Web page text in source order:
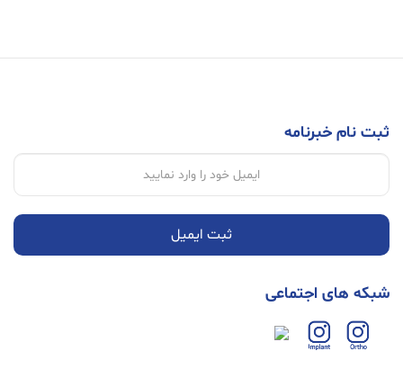
ثبت نام خبرنامه
ثبت ایمیل
شبکه های اجتماعی